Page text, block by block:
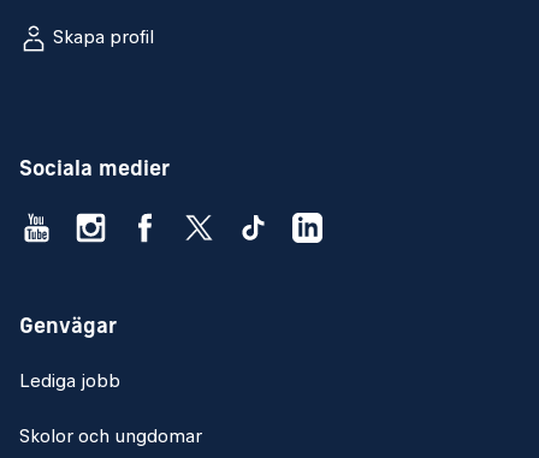
Skapa profil
Sociala medier
Genvägar
Lediga jobb
Skolor och ungdomar